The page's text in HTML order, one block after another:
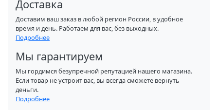
Доставка
Доставим ваш заказ в любой регион России, в удобное
время и день. Работаем для вас, без выходных.
Подробнее
Мы гарантируем
Мы гордимся безупречной репутацией нашего магазина.
Если товар не устроит вас, вы всегда сможете вернуть
деньги.
Подробнее